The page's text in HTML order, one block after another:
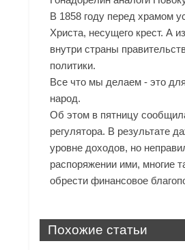
В 1858 году перед храмом
Христа, несущего крест. А
внутри страны
политики.
Все что мы делаем - это
народ.
Об этом в пятницу
регулятора. В результате
уровне доходов, но
распоряжении ими, многие
обрести финансовое
Похожие статьи